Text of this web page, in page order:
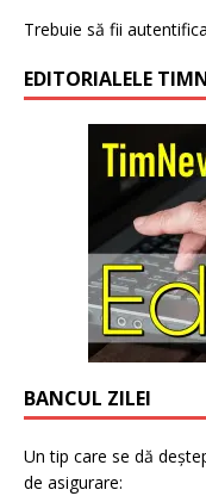
Trebuie să fii
EDITORIALELE
BANCUL ZILEI
Un tip care se dă
de asigurare: